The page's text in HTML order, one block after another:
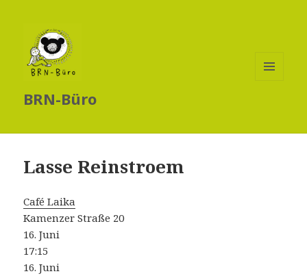
BRN-Büro
Lasse Reinstroem
Café Laika
Kamenzer Straße 20
16. Juni
17:15
16. Juni